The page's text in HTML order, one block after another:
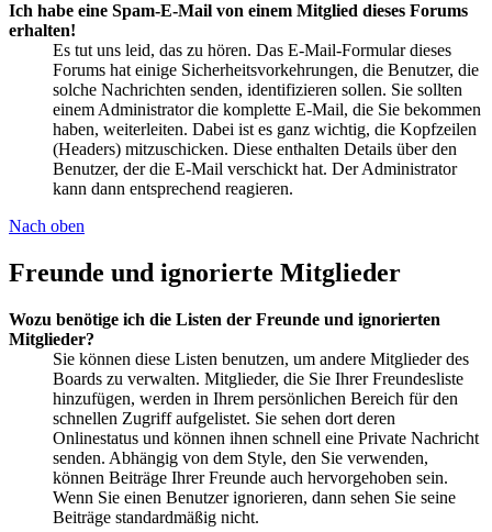
Ich habe eine Spam-E-Mail von einem Mitglied dieses Forums
erhalten!
Es tut uns leid, das zu hören. Das E-Mail-Formular dieses
Forums hat einige Sicherheitsvorkehrungen, die Benutzer, die
solche Nachrichten senden, identifizieren sollen. Sie sollten
einem Administrator die komplette E-Mail, die Sie bekommen
haben, weiterleiten. Dabei ist es ganz wichtig, die Kopfzeilen
(Headers) mitzuschicken. Diese enthalten Details über den
Benutzer, der die E-Mail verschickt hat. Der Administrator
kann dann entsprechend reagieren.
Nach oben
Freunde und ignorierte Mitglieder
Wozu benötige ich die Listen der Freunde und ignorierten
Mitglieder?
Sie können diese Listen benutzen, um andere Mitglieder des
Boards zu verwalten. Mitglieder, die Sie Ihrer Freundesliste
hinzufügen, werden in Ihrem persönlichen Bereich für den
schnellen Zugriff aufgelistet. Sie sehen dort deren
Onlinestatus und können ihnen schnell eine Private Nachricht
senden. Abhängig von dem Style, den Sie verwenden,
können Beiträge Ihrer Freunde auch hervorgehoben sein.
Wenn Sie einen Benutzer ignorieren, dann sehen Sie seine
Beiträge standardmäßig nicht.